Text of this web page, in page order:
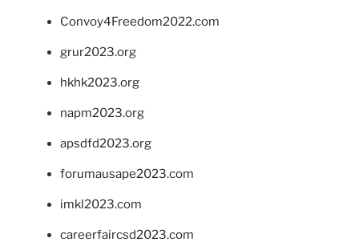
Convoy4Freedom2022.com
grur2023.org
hkhk2023.org
napm2023.org
apsdfd2023.org
forumausape2023.com
imkl2023.com
careerfaircsd2023.com